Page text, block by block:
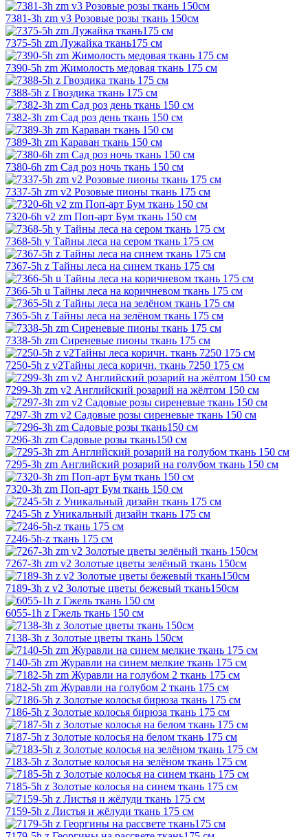
7381-3h zm v3 Розовые розы ткань 150см
7375-5h zm Лужайка ткань175 см
7390-5h zm Жимолость медовая ткань 175 см
7388-5h z Гвоздика ткань 175 см
7382-3h zm Сад роз день ткань 150 см
7389-3h zm Караван ткань 150 см
7380-6h zm Сад роз ночь ткань 150 cм
7337-5h zm v2 Розовые пионы ткань 175 см
7320-6h v2 zm Поп-арт Бум ткань 150 см
7368-5h y Тайны леса на сером ткань 175 см
7367-5h z Тайны леса на синем ткань 175 см
7366-5h u Тайны леса на коричневом ткань 175 см
7365-5h z Тайны леса на зелёном ткань 175 см
7338-5h zm Сиреневые пионы ткань 175 см
7250-5h z v2Тайны леса коричн. ткань 7250 175 см
7299-3h zm v2 Английский розарий на жёлтом 150 см
7297-3h zm v2 Садовые розы сиреневые ткань 150 см
7296-3h zm Садовые розы ткань150 см
7295-3h zm Английский розарий на голубом ткань 150 см
7320-3h zm Поп-арт Бум ткань 150 см
7245-5h z Уникальный дизайн ткань 175 см
7246-5h-z ткань 175 см
7267-3h zm v2 Золотые цветы зелёный ткань 150см
7189-3h z v2 Золотые цветы бежевый ткань150см
6055-1h z Гжель ткань 150 см
7138-3h z Золотые цветы ткань 150см
7140-5h zm Журавли на синем мелкие ткань 175 см
7182-5h zm Журавли на голубом 2 ткань 175 см
7186-5h z Золотые колосья бирюза ткань 175 см
7187-5h z Золотые колосья на белом ткань 175 см
7183-5h z Золотые колосья на зелёном ткань 175 см
7185-5h z Золотые колосья на синем ткань 175 см
7159-5h z Листья и жёлуди ткань 175 см